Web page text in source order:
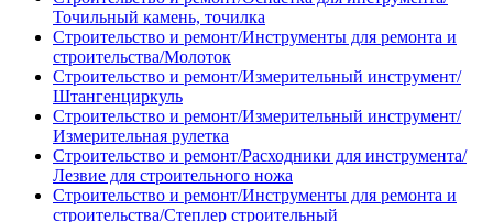
Точильный камень, точилка
Строительство и ремонт/Инструменты для ремонта и
строительства/Молоток
Строительство и ремонт/Измерительный инструмент/
Штангенциркуль
Строительство и ремонт/Измерительный инструмент/
Измерительная рулетка
Строительство и ремонт/Расходники для инструмента/
Лезвие для строительного ножа
Строительство и ремонт/Инструменты для ремонта и
строительства/Степлер строительный